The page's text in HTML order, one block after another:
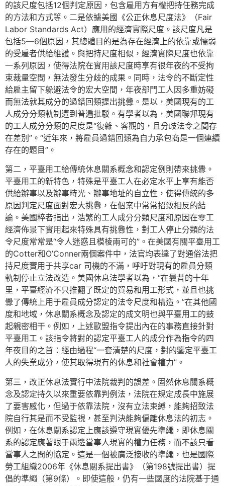
的該尺度包括12個判定原因，包含雇用方有權把持任務完成
的方法和方式等。二是依據美國《公正休息尺度法》（Fair
Labor Standards Act）應用的經濟實際尺度。該尺度凡是
包括5—6個原因，其總體目的是為存在經濟上的依靠或懦弱
的受雇者供給維護。與把持尺度相似，經濟實際尺度也依靠
一系列原因，使得法院在實用該尺度時享有很年夜的不受拘
束裁量空間，無法發生分歧的成果。同時，法令的不斷定性
給雇主留下躲避法令的宏大空間，年夜部門工人因多重妨礙
而無法就其成分的過錯回類提出挑釁。是以，美國現有的工
人成分分類軌制遭到普遍批駁。有學者以為，美國聯邦現有
的工人成分分類的尺度是“復雜、客觀的，且分歧法令之間存
在差別”。“近年來，將雇員過錯回類為自力承包商是一個連續
存在的題目”。
第二，平臺用工給傳統休息關系概念和認定例則帶來挑釁。
平臺用工的新特色，特殊是平臺工人在必定水平上享有能否
供給辦事以及辦事時光、辦事地址的自立性，使得傳統的多
原因判定尺度面對宏大挑釁，在個案中常常招致相反的結
論。美國粹者指出，浩繁的工人成分分類尺度和原因在零工
經濟佈景下實用起來特殊具有挑釁性，對工人停止分類的法
令尺度常常是“令人迷惑且模棱兩可的”。在美國有關平臺用工
的Cotter和O’Conner兩個案件中，法官均表達了對通俗法把
持尺度實用于共享car 司機的不滿，呼吁對現有的雇員分類
軌制停止立法改造。美國休息法學者以為，“在曩昔的十年
里，平臺經濟不只推翻了既定的貿易和用工形式，並且也挑
釁了傳統上用于雇員成分認定的法令尺度和構造。”在其他國
度和地域，休息關系概念及認定的成文明也與平臺用工的鼓
起親密相干。例如，上述歐盟指令提出內在的事務直接針對
平臺用工。該指令將對的認定平臺工人的成分作為指令的四
年夜目的之首：經由過程“一套清楚的尺度，對的鑒定平臺工
人的失業成分，使其取得現有的休息和社會權力”。
第三，改正休息法實行中法院裁判的誤差。固然休息關系概
念及認定持久以來重要依靠判例法，法院在規定成長中施展
了要害感化，但過于依靠法院，沒有立法束縛，能夠招致法
院自行其是而不受監視，甚至判決能夠偏離休息法的初志。
例如，在休息關系認定上應該遵守現實優先準繩，即休息關
系的認定應著眼于兩邊當事人現實的權力任務，而不該只看
當事人之間的協定。這是一個被廣泛接收的準繩，也是國際
勞工組織2006年《休息關系提出書》（第198號提出書）提
倡的準繩（第9條）。即使這般，仍有一些國度的法院基于通